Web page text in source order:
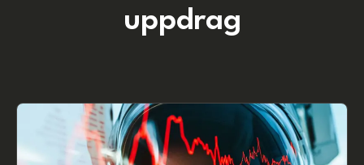
uppdrag